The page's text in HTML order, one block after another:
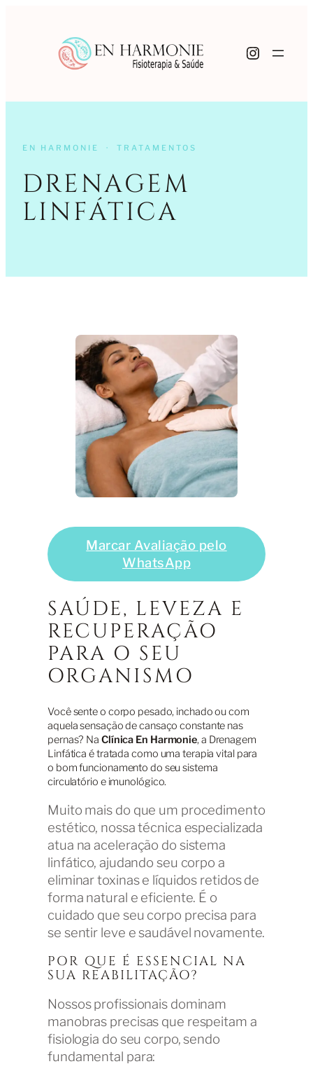
EN HARMONIE · TRATAMENTOS
DRENAGEM
LINFÁTICA
Marcar Avaliação pelo
WhatsApp
SAÚDE, LEVEZA E
RECUPERAÇÃO
PARA O SEU
ORGANISMO
Você sente o corpo pesado, inchado ou com
aquela sensação de cansaço constante nas
pernas? Na Clínica En Harmonie, a Drenagem
Linfática é tratada como uma terapia vital para
o bom funcionamento do seu sistema
circulatório e imunológico.
Muito mais do que um procedimento
estético, nossa técnica especializada
atua na aceleração do sistema
linfático, ajudando seu corpo a
eliminar toxinas e líquidos retidos de
forma natural e eficiente. É o
cuidado que seu corpo precisa para
se sentir leve e saudável novamente.
POR QUE É ESSENCIAL NA
SUA REABILITAÇÃO?
Nossos profissionais dominam
manobras precisas que respeitam a
fisiologia do seu corpo, sendo
fundamental para: